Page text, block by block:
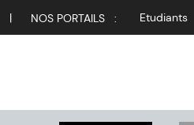
NOS PORTAILS : Etudiants